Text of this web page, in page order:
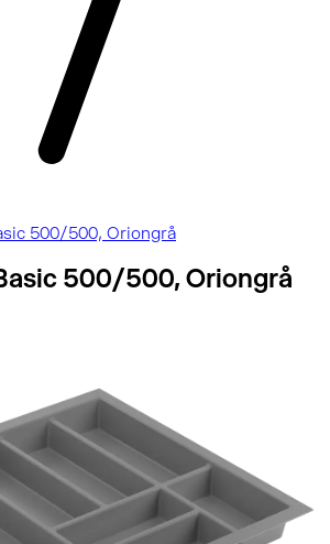
500/500, Oriongrå
500/500, Oriongrå